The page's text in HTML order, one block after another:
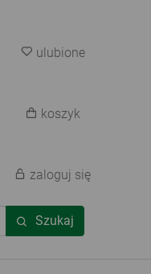
Szukaj
ulubione
koszyk
zaloguj się